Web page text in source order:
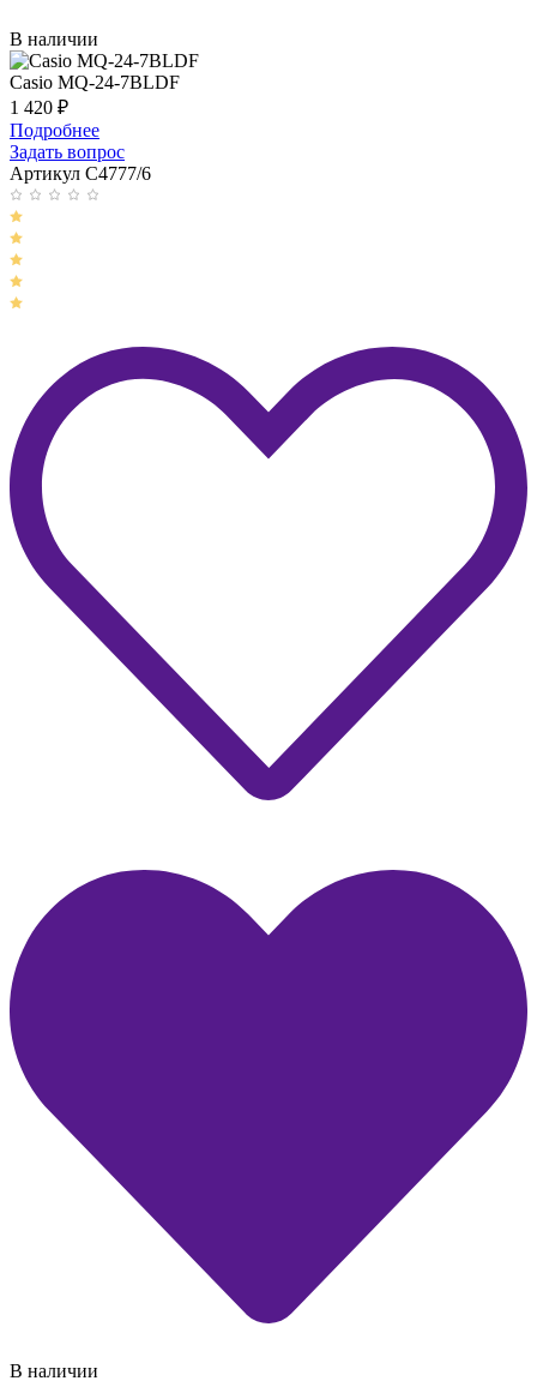
В наличии
Casio MQ-24-7BLDF
1 420 ₽
Подробнее
Задать вопрос
Артикул C4777/6
В наличии